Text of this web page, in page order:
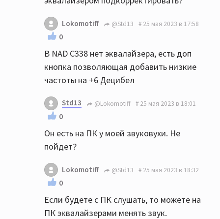
Lokomotiff @Std13 25 мая 2023 в 17:58
0
В NAD C338 нет эквалайзера, есть доп
кнопка позволяющая добавить низкие
частоты на +6 Децибел
Std13 @Lokomotiff 25 мая 2023 в 18:01
0
Он есть на ПК у моей звуковухи. Не
пойдет?
Lokomotiff @Std13 25 мая 2023 в 18:32
0
Если будете с ПК слушать, то можете на
ПК эквалайзерами менять звук.